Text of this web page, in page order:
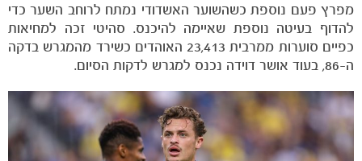
מפרץ פעם נוספת כשהשוער האשדודי נמתח לרוחב השער כדי
להדוף בעיטה נוספת שאיימה להיכנס. סהיטי זכה למחיאות
כפיים סוערות ממרבית 23,413 האוהדים כשירד מהמגרש בדקה
ה-86, בעוד אושר דוידה נכנס למגרש לדקות הסיום.